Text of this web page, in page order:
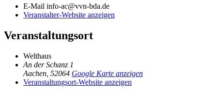
E-Mail info-ac@vvn-bda.de
Veranstalter-Website anzeigen
Veranstaltungsort
Welthaus
An der Schanz 1
Aachen 52064 Google Karte anzeigen
Veranstaltungsort-Website anzeigen